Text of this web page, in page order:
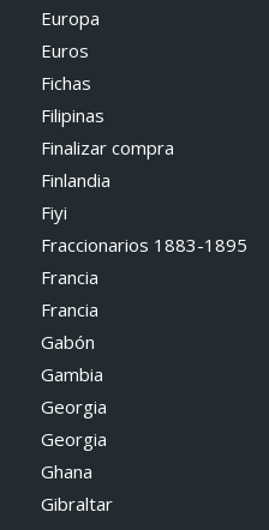
Europa
Euros
Fichas
Filipinas
Finalizar compra
Finlandia
Fiyi
Fraccionarios 1883-1895
Francia
Francia
Gabón
Gambia
Georgia
Georgia
Ghana
Gibraltar